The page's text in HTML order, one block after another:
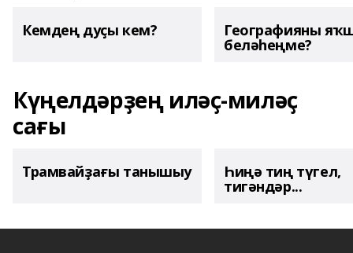
Кемдең дуҫы кем? Географияны
беләһеңме?
Күңелдәрҙең иләҫ-миләҫ
сағы
Трамвайҙағы танышыу Һиңә тиң түгел,
тигәндәр...